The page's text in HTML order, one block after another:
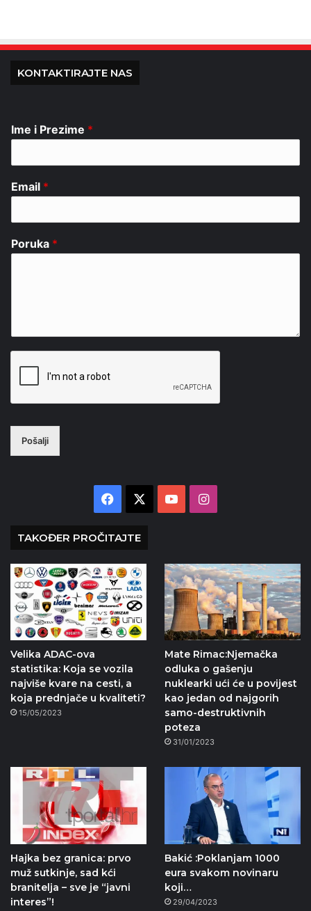
KONTAKTIRAJTE NAS
Ime i Prezime *
Email *
Poruka *
Pošalji
Facebook YouTubeInstagram
TAKOĐER PROČITAJTE
Velika ADAC-ova
statistika: Koja se vozila
najviše kvare na cesti, a
koja prednjače u kvaliteti?
15/05/2023
Mate Rimac:Njemačka
odluka o gašenju
nuklearki ući će u povijest
kao jedan od najgorih
samo-destruktivnih
poteza
31/01/2023
Hajka bez granica: prvo
muž sutkinje, sad kći
branitelja – sve je “javni
interes”!
Bakić :Poklanjam 1000
eura svakom novinaru
koji…
29/04/2023